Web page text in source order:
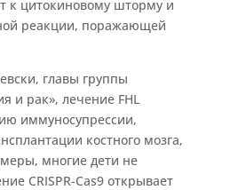
к цитокиновому шторму и
реакции, поражающей
главы группы
и рак», лечение FHL
иммуносупрессии,
костного мозга,
многие дети не
CRISPR-Cas9 открывает